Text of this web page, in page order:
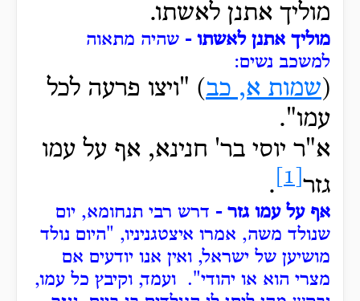
מוליך אתנן לאשתו.
מוליך אתנן לאשתו - שהיה מתאוה
למשכב נשים:
(שמות א, כב) "ויצו פרעה לכל
עמו".
א"ר יוסי בר' חנינא, אף על עמו
גזר
.
אף על עמו גזר - דרש רבי תנחומא, יום
שנולד משה, אמרו איצטגניניו, "היום נולד
מושיען של ישראל, ואין אנו יודעים אם
מצרי הוא או יהודי". ועמד, וקיבץ כל עמו,